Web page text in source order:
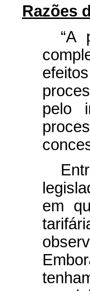
Razões
“A
pelo
em